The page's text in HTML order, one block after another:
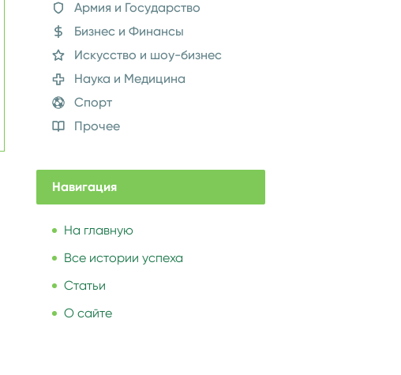
Армия и Государство
Бизнес и Финансы
Искусство и шоу-бизнес
Наука и Медицина
Спорт
Прочее
Навигация
На главную
Все истории успеха
Статьи
О сайте